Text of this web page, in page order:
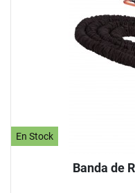
En Stock
Banda de